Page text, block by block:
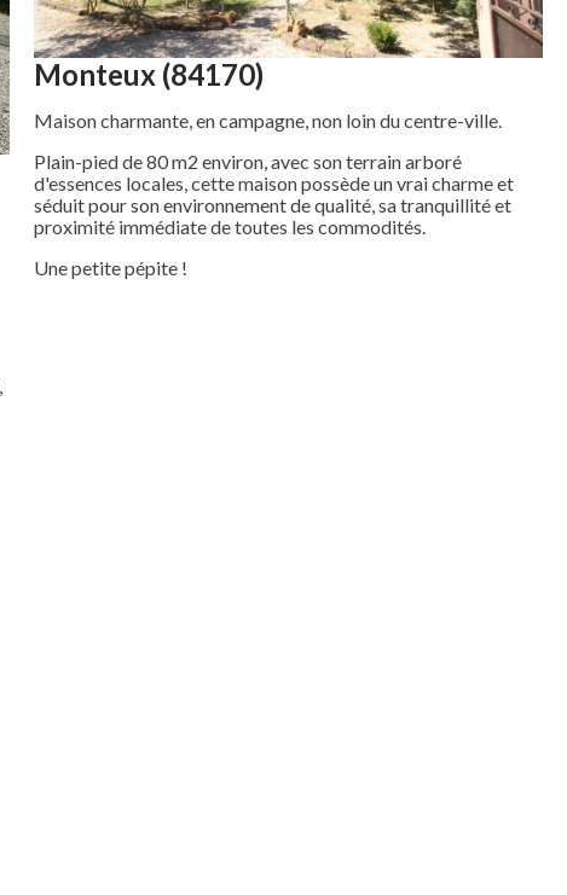
Monteux (84170)
Maison charmante, en campagne, non loin du centre-ville.
Plain-pied de 80 m2 environ, avec son terrain arboré
d'essences locales, cette maison possède un vrai charme et
séduit pour son environnement de qualité, sa tranquillité et
proximité immédiate de toutes les commodités.
Une petite pépite !